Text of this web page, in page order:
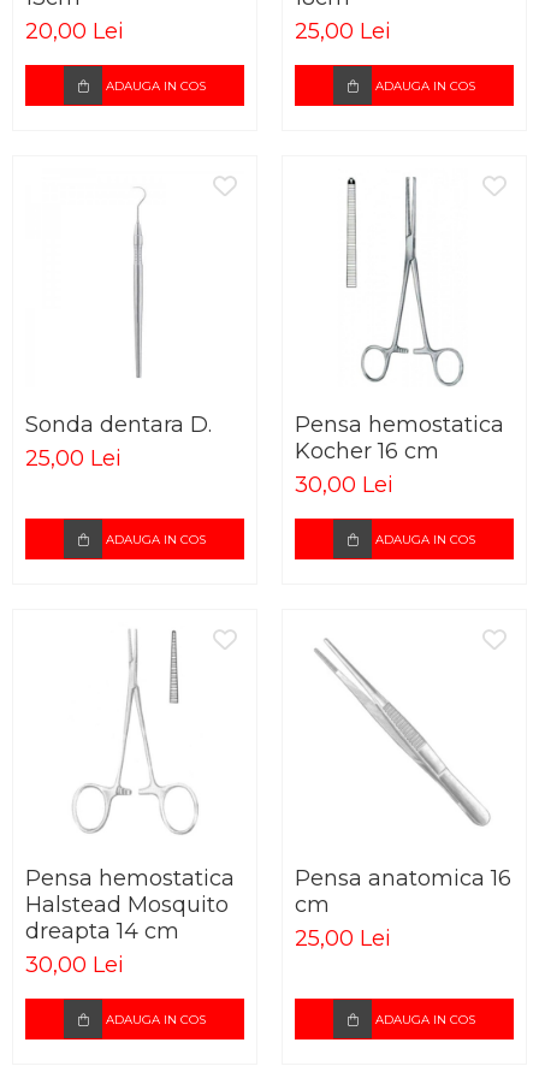
20,00 Lei
ADAUGA IN COS
25,00 Lei
ADAUGA IN COS
Sonda dentara D.
25,00 Lei
ADAUGA IN COS
Pensa hemostatica
Kocher 16 cm
30,00 Lei
ADAUGA IN COS
Pensa hemostatica
Halstead Mosquito
dreapta 14 cm
30,00 Lei
ADAUGA IN COS
Pensa anatomica 16
cm
25,00 Lei
ADAUGA IN COS